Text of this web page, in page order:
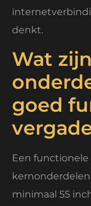
denkt.
Wat
goed
Een
minimaal 55